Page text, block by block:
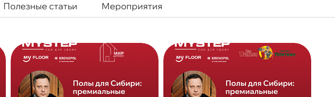
Полезные статьи Мероприятия